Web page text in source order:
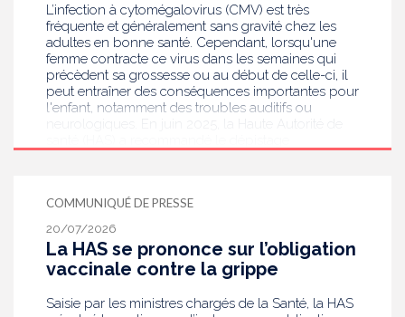
L’infection à cytomégalovirus (CMV) est très
fréquente et généralement sans gravité chez les
adultes en bonne santé. Cependant, lorsqu'une
femme contracte ce virus dans les semaines qui
précèdent sa grossesse ou au début de celle-ci, il
peut entraîner des conséquences importantes pour
l'enfant, notamment des troubles auditifs ou
publie aujourd’hui des recommandations de
bonnes pratiques pour guider les professionnels
de santé dans la prise en charge des femmes
enceintes à la suite de ce dépistage. Objectif :
réduire les risques de transmission au futur bébé.
COMMUNIQUÉ DE PRESSE
20/07/2026
La HAS se prononce sur l’obligation
vaccinale contre la grippe
Saisie par les ministres chargés de la Santé, la HAS